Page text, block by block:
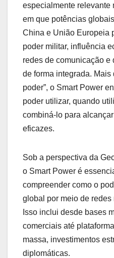
especialmente relevante
em que potências
China e União Europeia
poder militar, influência
redes de comunicação e
de forma integrada. Mais
poder”, o Smart Power
poder utilizar, quando
combiná-lo para
eficazes.
Sob a perspectiva da
o Smart Power é
compreender como o
global por meio de
Isso inclui desde bases
comerciais até
massa, investimentos
diplomáticas.